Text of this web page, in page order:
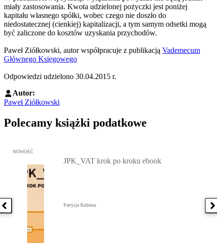
miały zastosowania. Kwota udzielonej pożyczki jest poniżej
kapitału własnego spółki, wobec czego nie doszło do
niedostatecznej (cienkiej) kapitalizacji, a tym samym odsetki mogą
być zaliczone do kosztów uzyskania przychodów.
Paweł Ziółkowski, autor współpracuje z publikacją Vademecum
Głównego Księgowego
Odpowiedzi udzielono 30.04.2015 r.
Autor:
Paweł Ziółkowski
Polecamy książki podatkowe
Poprzednia książka
Przejdź do: JPK_VAT krok po kroku ebook, Patrycja Kubiesa -
NOWOŚĆ
JPK_VAT krok po kroku ebook
Patrycja Kubiesa